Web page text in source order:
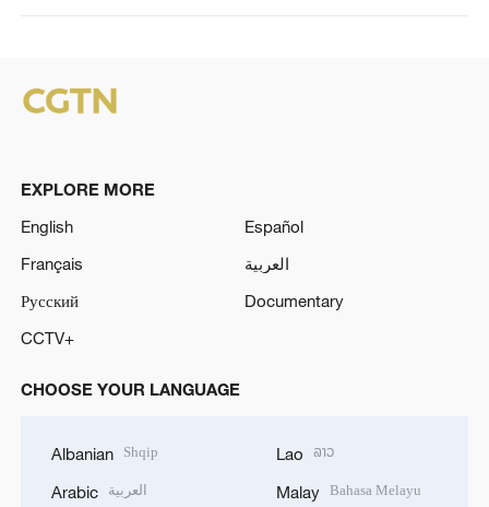
EXPLORE MORE
English
Español
Français
العربية
Русский
Documentary
CCTV+
CHOOSE YOUR LANGUAGE
Albanian Shqip
Arabic العربية
Lao ລາວ
Malay Bahasa Melayu